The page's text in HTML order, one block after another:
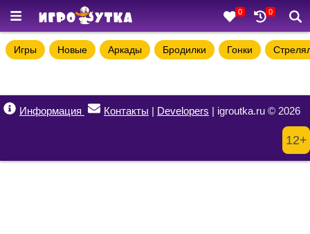
0 0
Игры Новые Аркады Бродилки Гонки
Информация Контакты | Developers | igroutka.ru © 2026
12+